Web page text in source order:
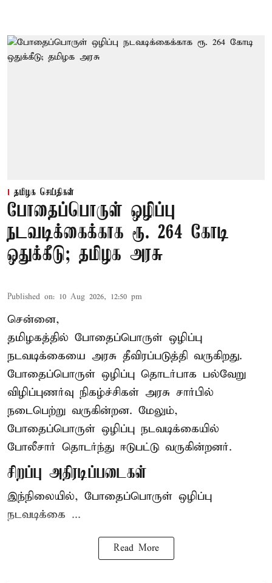
தமிழக செய்திகள்
போதைப்பொருள் ஒழிப்பு
நடவடிக்கைக்காக ரூ. 264 கோடி
ஒதுக்கீடு; தமிழக அரசு
Published on: 10 Aug 2026, 12:50 pm
சென்னை,
தமிழகத்தில் போதைப்பொருள் ஒழிப்பு
நடவடிக்கையை அரசு தீவிரப்படுத்தி வருகிறது.
போதைப்பொருள் ஒழிப்பு தொடர்பாக பல்வேறு
விழிப்புணர்வு நிகழ்ச்சிகள் அரசு சார்பில்
நடைபெற்று வருகின்றன. மேலும்,
போதைப்பொருள் ஒழிப்பு நடவடிக்கையில்
போலீசார் தொடர்ந்து ஈடுபட்டு வருகின்றனர்.
சிறப்பு அதிரடிப்படைகள்
இந்நிலையில், போதைப்பொருள் ஒழிப்பு
நடவடிக்கை ...
Read More